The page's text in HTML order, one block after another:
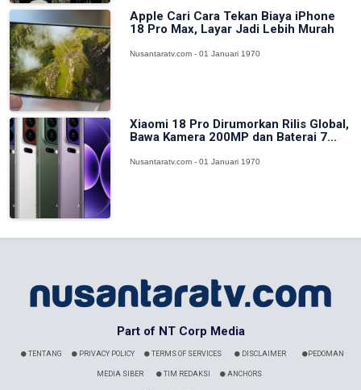
Apple Cari Cara Tekan Biaya iPhone
18 Pro Max, Layar Jadi Lebih Murah
Nusantaratv.com - 01 Januari 1970
Xiaomi 18 Pro Dirumorkan Rilis Global,
Bawa Kamera 200MP dan Baterai 7...
Nusantaratv.com - 01 Januari 1970
Part of NT Corp Media
TENTANG PRIVACY POLICY TERMS OF SERVICES DISCLAIMER PEDOMAN
MEDIA SIBER TIM REDAKSI ANCHORS